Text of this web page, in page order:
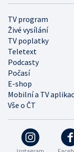
TV program
Živé vysílání
TV poplatky
Teletext
Podcasty
Počasí
E-shop
Mobilní a TV
Vše o ČT